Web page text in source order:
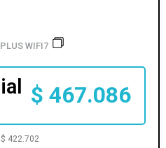
WIFI7
$ 467.086
$ 422.702